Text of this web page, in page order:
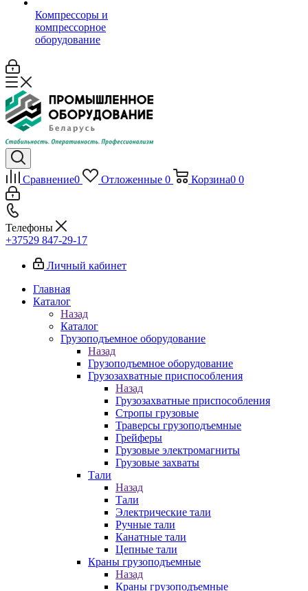
Компрессоры и
компрессорное
оборудование
Сравнение0 Отложенные 0 Корзина0 0
Телефоны
+37529 847-29-17‬
Личный кабинет
Главная
Каталог
Назад
Каталог
Грузоподъемное оборудование
Назад
Грузоподъемное оборудование
Грузозахватные приспособления
Назад
Грузозахватные приспособления
Стропы грузовые
Траверсы грузоподъемные
Грейферы
Грузовые электромагниты
Грузовые захваты
Тали
Назад
Тали
Электрические тали
Ручные тали
Канатные тали
Цепные тали
Краны грузоподъемные
Назад
Краны грузоподъемные